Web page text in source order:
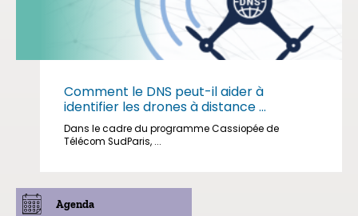
Comment le DNS peut-il aider à
identifier les drones à distance ...
Dans le cadre du programme Cassiopée de
Télécom SudParis, ...
Agenda